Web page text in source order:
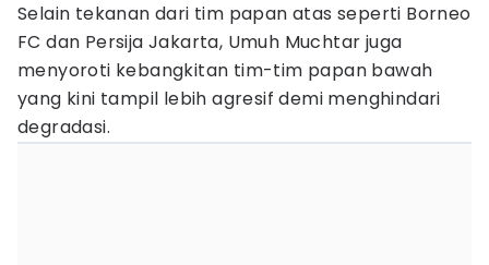
Selain tekanan dari tim papan atas seperti Borneo
FC dan Persija Jakarta, Umuh Muchtar juga
menyoroti kebangkitan tim-tim papan bawah
yang kini tampil lebih agresif demi menghindari
degradasi.